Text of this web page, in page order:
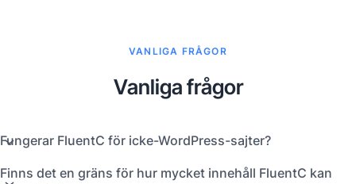
VANLIGA FRÅGOR
Vanliga frågor
Fungerar FluentC för icke-WordPress-sajter?
Finns det en gräns för hur mycket innehåll FluentC kan